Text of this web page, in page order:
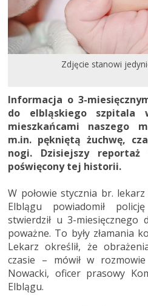
Zdjęcie stanowi
Informacja o 3-
do elbląskiego szpitala
mieszkańcami naszego
m.in. pękniętą żuchwę,
nogi. Dzisiejszy
poświęcony tej historii.
W połowie stycznia br.
Elblągu powiadomił
stwierdził u 3-miesięcznego
poważne. To były złamania
Lekarz określił, że
czasie – mówił w
Nowacki, oficer prasowy
Elblągu.